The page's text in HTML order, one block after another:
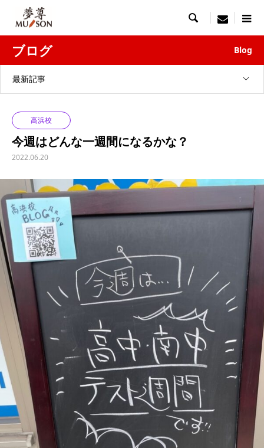
 menu
ブログ Blog
最新記事
高浜校
今週はどんな一週間になるかな？
2022.06.20